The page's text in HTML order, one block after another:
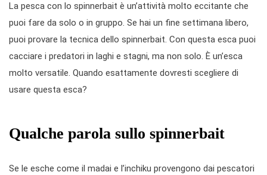
La pesca con lo spinnerbait è un’attività molto eccitante che
puoi fare da solo o in gruppo. Se hai un fine settimana libero,
puoi provare la tecnica dello spinnerbait. Con questa esca puoi
cacciare i predatori in laghi e stagni, ma non solo. È un’esca
molto versatile. Quando esattamente dovresti scegliere di
usare questa esca?
Qualche parola sullo spinnerbait
Se le esche come il madai e l’inchiku provengono dai pescatori